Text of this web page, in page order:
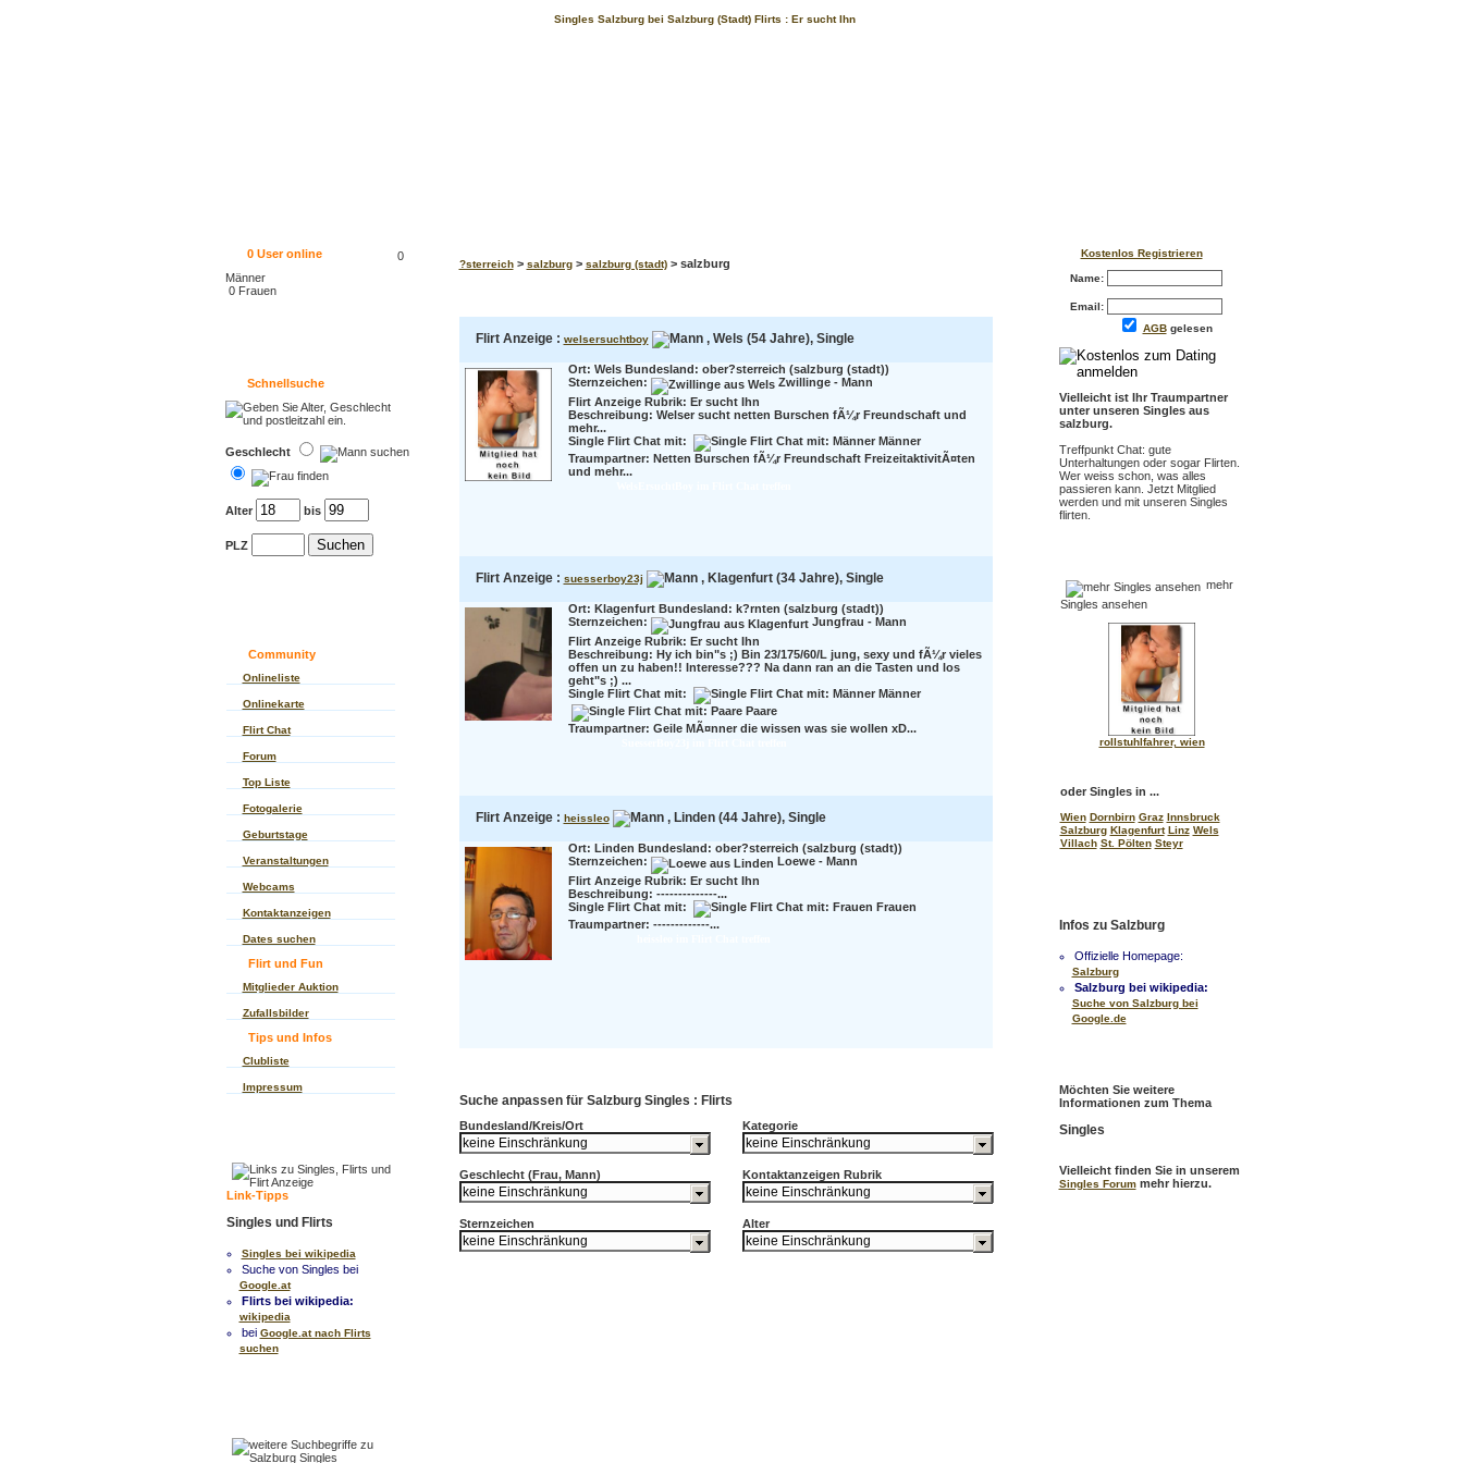
Singles Salzburg bei Salzburg (Stadt) Flirts : Er sucht Ihn
0User online
0
Männer
0 Frauen
Schnellsuche
Geschlecht
Alter bis
PLZ
Community
Onlineliste
Onlinekarte
Flirt Chat
Forum
Top Liste
Fotogalerie
Geburtstage
Veranstaltungen
Webcams
Kontaktanzeigen
Dates suchen
Flirt und Fun
Mitglieder Auktion
Zufallsbilder
Tips und Infos
Clubliste
Impressum
Link-Tipps
Singles und Flirts
Singles bei wikipedia
Suche von Singles bei
Google.at
Flirts bei wikipedia:
wikipedia
bei Google.at nach Flirts
suchen
Kostenlos Registrieren
Name:
Email:
AGBgelesen
Vielleicht ist Ihr Traumpartner
unter unseren Singles aus
salzburg.
Treffpunkt Chat: gute
Unterhaltungen oder sogar Flirten.
Wer weiss schon, was alles
passieren kann. Jetzt Mitglied
werden und mit unseren Singles
flirten.
mehr
Singles ansehen
rollstuhlfahrer, wien
oder Singles in ...
Wien Dornbirn Graz Innsbruck
Salzburg Klagenfurt Linz Wels
Villach St. Pölten Steyr
Infos zu Salzburg
Offizielle Homepage:
Salzburg
Salzburg bei wikipedia:
Suche von Salzburg bei
Google.de
Möchten Sie weitere
Informationen zum Thema
Singles
Vielleicht finden Sie in unserem
Singles Forummehr hierzu.
?sterreich> salzburg> salzburg (stadt)> salzburg
Flirt Anzeige : welsersuchtboy , Wels (54 Jahre), Single
Ort: Wels Bundesland: ober?sterreich (salzburg (stadt))
Sternzeichen:
Zwillinge - Mann
Flirt Anzeige Rubrik: Er sucht Ihn
Beschreibung: Welser sucht netten Burschen fÃ¼r Freundschaft und
mehr...
Single Flirt Chat mit:
Männer
Traumpartner: Netten Burschen fÃ¼r Freundschaft FreizeitaktivitÃ¤ten
und mehr...
Flirt Anzeige : suesserboy23j , Klagenfurt (34 Jahre), Single
Ort: Klagenfurt Bundesland: k?rnten (salzburg (stadt))
Sternzeichen:
Jungfrau - Mann
Flirt Anzeige Rubrik: Er sucht Ihn
Beschreibung: Hy ich bin"s ;) Bin 23/175/60/L jung, sexy und fÃ¼r vieles
offen un zu haben!! Interesse??? Na dann ran an die Tasten und los
geht"s ;) ...
Single Flirt Chat mit:
Männer
Paare
Traumpartner: Geile MÃ¤nner die wissen was sie wollen xD...
Flirt Anzeige : heissleo , Linden (44 Jahre), Single
Ort: Linden Bundesland: ober?sterreich (salzburg (stadt))
Sternzeichen:
Loewe - Mann
Flirt Anzeige Rubrik: Er sucht Ihn
Beschreibung: --------------...
Single Flirt Chat mit:
Frauen
Traumpartner: -------------...
Suche anpassen für Salzburg Singles : Flirts
Bundesland/Kreis/Ort Kategorie
Geschlecht (Frau, Mann) Kontaktanzeigen Rubrik
Sternzeichen Alter